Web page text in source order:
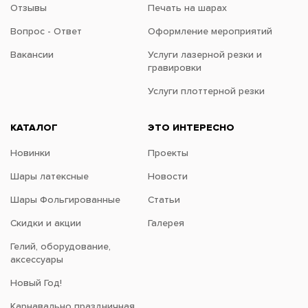
Отзывы
Вопрос - Ответ
Вакансии
Печать на шарах
Оформление мероприятий
Услуги лазерной резки и
гравировки
Услуги плоттерной резки
КАТАЛОГ
Новинки
Шары латексные
Шары Фольгированные
Скидки и акции
Гелий, оборудование,
аксессуары
Новый Год!
ЭТО ИНТЕРЕСНО
Проекты
Новости
Статьи
Галерея